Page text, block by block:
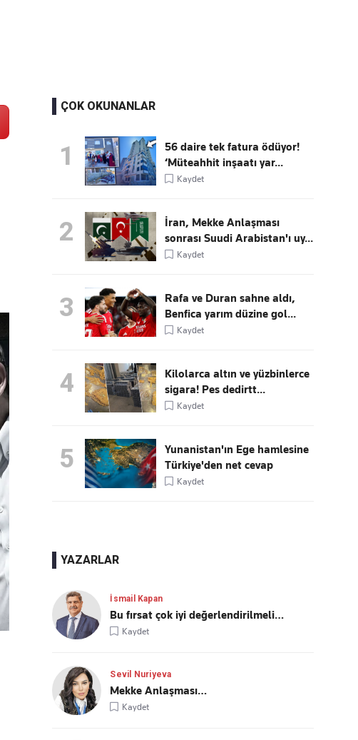
ÇOK OKUNANLAR
1
56 daire tek fatura ödüyor!
‘Müteahhit inşaatı yar...
Kaydet
2
İran, Mekke Anlaşması
sonrası Suudi Arabistan'ı uy...
Kaydet
3
Rafa ve Duran sahne aldı,
Benfica yarım düzine gol...
Kaydet
4
Kilolarca altın ve yüzbinlerce
sigara! Pes dedirtt...
Kaydet
5
Yunanistan'ın Ege hamlesine
Türkiye'den net cevap
Kaydet
YAZARLAR
İsmail Kapan
Bu fırsat çok iyi değerlendirilmeli…
Kaydet
Sevil Nuriyeva
Mekke Anlaşması…
Kaydet